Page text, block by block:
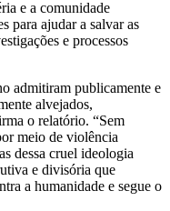
e a comunidade
para ajudar a salvar as
e processos
admitiram publicamente e
alvejados,
o relatório. “Sem
meio de violência
dessa cruel ideologia
e divisória que
a humanidade e segue o